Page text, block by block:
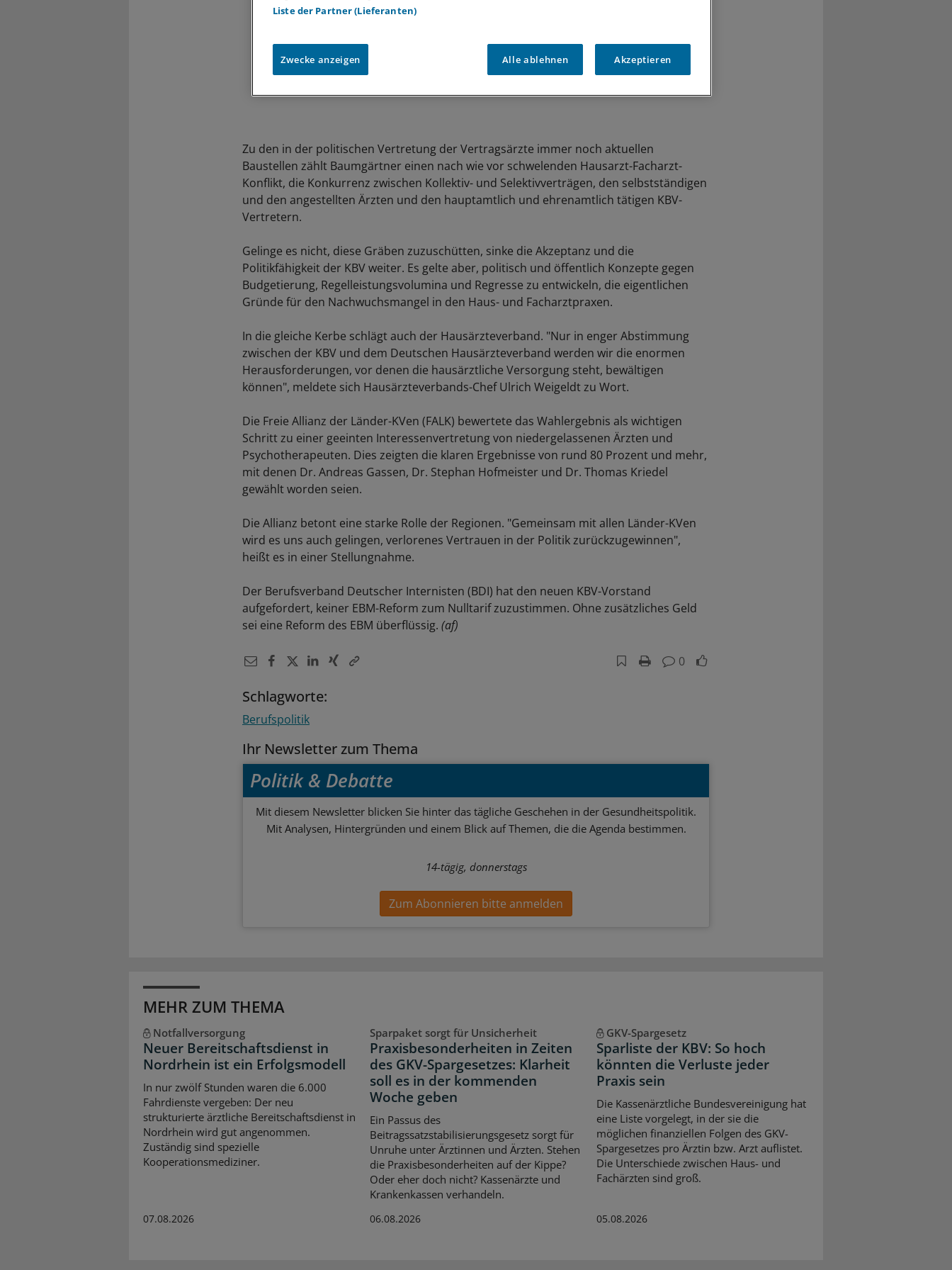
Zu den in der politischen Vertretung der Vertragsärzte immer noch aktuellen
Baustellen zählt Baumgärtner einen nach wie vor schwelenden Hausarzt-Facharzt-
Konflikt, die Konkurrenz zwischen Kollektiv- und Selektivverträgen, den selbstständigen
und den angestellten Ärzten und den hauptamtlich und ehrenamtlich tätigen KBV-
Vertretern.
Gelinge es nicht, diese Gräben zuzuschütten, sinke die Akzeptanz und die
Politikfähigkeit der KBV weiter. Es gelte aber, politisch und öffentlich Konzepte gegen
Budgetierung, Regelleistungsvolumina und Regresse zu entwickeln, die eigentlichen
Gründe für den Nachwuchsmangel in den Haus- und Facharztpraxen.
In die gleiche Kerbe schlägt auch der Hausärzteverband. "Nur in enger Abstimmung
zwischen der KBV und dem Deutschen Hausärzteverband werden wir die enormen
Herausforderungen, vor denen die hausärztliche Versorgung steht, bewältigen
können", meldete sich Hausärzteverbands-Chef Ulrich Weigeldt zu Wort.
Die Freie Allianz der Länder-KVen (FALK) bewertete das Wahlergebnis als wichtigen
Schritt zu einer geeinten Interessenvertretung von niedergelassenen Ärzten und
Psychotherapeuten. Dies zeigten die klaren Ergebnisse von rund 80 Prozent und mehr,
mit denen Dr. Andreas Gassen, Dr. Stephan Hofmeister und Dr. Thomas Kriedel
gewählt worden seien.
Die Allianz betont eine starke Rolle der Regionen. "Gemeinsam mit allen Länder-KVen
wird es uns auch gelingen, verlorenes Vertrauen in der Politik zurückzugewinnen",
heißt es in einer Stellungnahme.
Der Berufsverband Deutscher Internisten (BDI) hat den neuen KBV-Vorstand
aufgefordert, keiner EBM-Reform zum Nulltarif zuzustimmen. Ohne zusätzliches Geld
sei eine Reform des EBM überflüssig. (af)
0
Schlagworte:
Berufspolitik
Ihr Newsletter zum Thema
Politik & Debatte
Mit diesem Newsletter blicken Sie hinter das tägliche Geschehen in der Gesundheitspolitik.
Mit Analysen, Hintergründen und einem Blick auf Themen, die die Agenda bestimmen.
14-tägig, donnerstags
Zum Abonnieren bitte anmelden
MEHR ZUM THEMA
Notfallversorgung
Neuer Bereitschaftsdienst in
Nordrhein ist ein Erfolgsmodell
In nur zwölf Stunden waren die 6.000
Fahrdienste vergeben: Der neu
strukturierte ärztliche Bereitschaftsdienst in
Nordrhein wird gut angenommen.
Zuständig sind spezielle
Kooperationsmediziner.
07.08.2026
Sparpaket sorgt für Unsicherheit
Praxisbesonderheiten in Zeiten
des GKV-Spargesetzes: Klarheit
soll es in der kommenden
Woche geben
Ein Passus des
Beitragssatzstabilisierungsgesetz sorgt für
Unruhe unter Ärztinnen und Ärzten. Stehen
die Praxisbesonderheiten auf der Kippe?
Oder eher doch nicht? Kassenärzte und
Krankenkassen verhandeln.
06.08.2026
GKV-Spargesetz
Sparliste der KBV: So hoch
könnten die Verluste jeder
Praxis sein
Die Kassenärztliche Bundesvereinigung hat
eine Liste vorgelegt, in der sie die
möglichen finanziellen Folgen des GKV-
Spargesetzes pro Ärztin bzw. Arzt auflistet.
Die Unterschiede zwischen Haus- und
Fachärzten sind groß.
05.08.2026
Liste der Partner (Lieferanten)
Zwecke anzeigen Alle ablehnen Akzeptieren